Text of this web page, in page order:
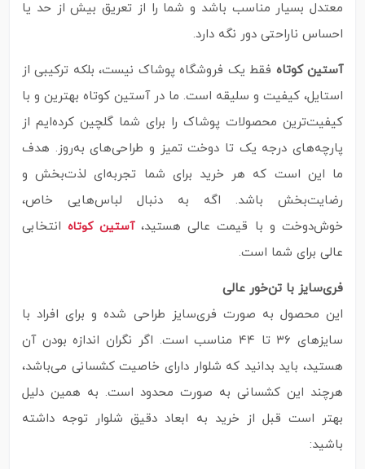
معتدل بسیار مناسب باشد و شما را از تعریق بیش از حد یا
احساس ناراحتی دور نگه دارد.
آستین کوتاه فقط یک فروشگاه پوشاک نیست، بلکه ترکیبی از
استایل، کیفیت و سلیقه‌ است. ما در آستین کوتاه بهترین و با
کیفیت‌ترین محصولات پوشاک را برای شما گلچین کرده‌ایم از
پارچه‌های درجه یک تا دوخت تمیز و طراحی‌های به‌روز. هدف
ما این است که هر خرید برای شما تجربه‌ای لذت‌بخش و
رضایت‌بخش باشد. اگه به دنبال لباس‌هایی خاص،
خوش‌دوخت و با قیمت عالی هستید،آستین کوتاهانتخابی
عالی برای شما است.
فری‌سایز با تن‌خور عالی
این محصول به صورت فری‌سایز طراحی شده و برای افراد با
سایزهای ۳۶ تا ۴۴ مناسب است. اگر نگران اندازه بودن آن
هستید، باید بدانید که شلوار دارای خاصیت کشسانی می‌باشد،
هرچند این کشسانی به‌ صورت محدود است. به همین دلیل
بهتر است قبل از خرید به ابعاد دقیق شلوار توجه داشته
باشید: